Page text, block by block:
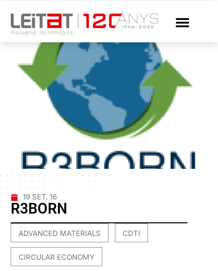
19 SET. 16
R3BORN
ADVANCED MATERIALS CDTI
CIRCULAR ECONOMY